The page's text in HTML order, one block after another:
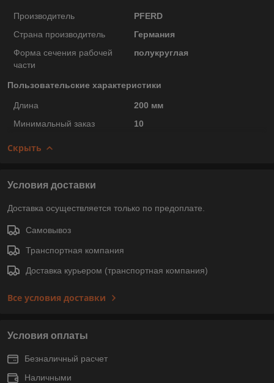
Производитель
PFERD
Страна производитель
Германия
Форма сечения рабочей
части
полукруглая
Пользовательские характеристики
Длина
200 мм
Минимальный заказ
10
Скрыть
Условия доставки
Доставка осуществляется только по предоплате.
Самовывоз
Транспортная компания
Доставка курьером (транспортная компания)
Все условия доставки
Условия оплаты
Безналичный расчет
Наличными